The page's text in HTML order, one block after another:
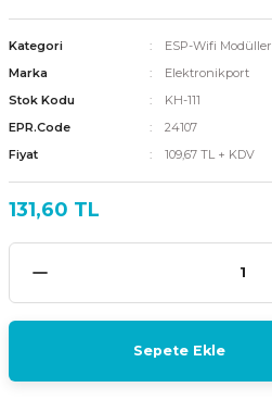
Kategori
ESP-Wifi Modüller
Marka
Elektronikport
Stok Kodu
KH-111
EPR.Code
24107
Fiyat
109,67 TL + KDV
131,60 TL
Sepete Ekle